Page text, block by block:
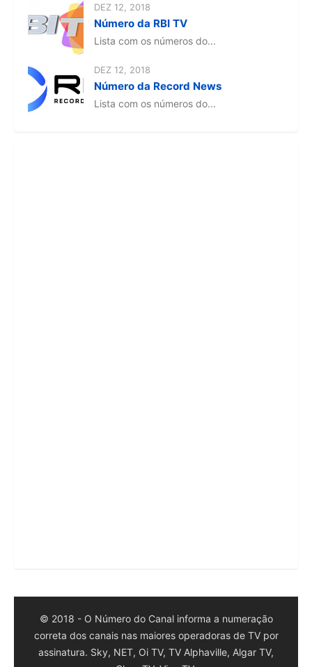
DEZ 12, 2018
Número da RBI TV
Lista com os números do...
DEZ 12, 2018
Número da Record News
Lista com os números do...
© 2018 - O Número do Canal informa a numeração
correta dos canais nas maiores operadoras de TV por
assinatura. Sky, NET, Oi TV, TV Alphaville, Algar TV,